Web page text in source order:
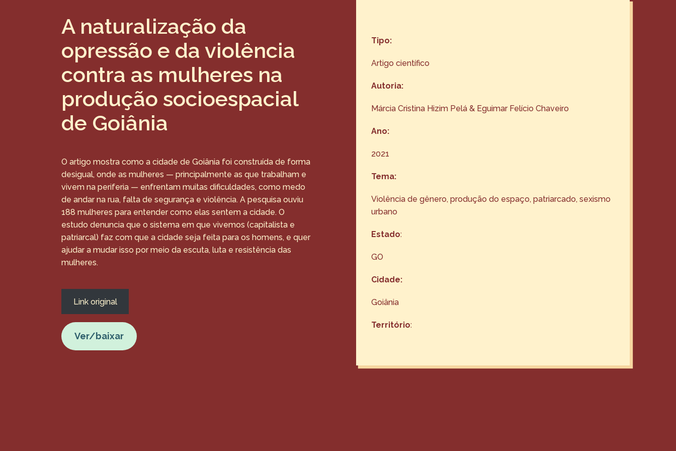
A naturalização da
opressão e da violência
contra as mulheres na
produção socioespacial
de Goiânia
O artigo mostra como a cidade de Goiânia foi construída de forma
desigual, onde as mulheres — principalmente as que trabalham e
vivem na periferia — enfrentam muitas dificuldades, como medo
de andar na rua, falta de segurança e violência. A pesquisa ouviu
188 mulheres para entender como elas sentem a cidade. O
estudo denuncia que o sistema em que vivemos (capitalista e
patriarcal) faz com que a cidade seja feita para os homens, e quer
ajudar a mudar isso por meio da escuta, luta e resistência das
mulheres.
Link original
Ver/baixar
Tipo:
Artigo científico
Autoria:
Márcia Cristina Hizim Pelá & Eguimar Felício Chaveiro
Ano:
2021
Tema:
Violência de gênero, produção do espaço, patriarcado, sexismo
urbano
Estado:
GO
Cidade:
Goiânia
Território: